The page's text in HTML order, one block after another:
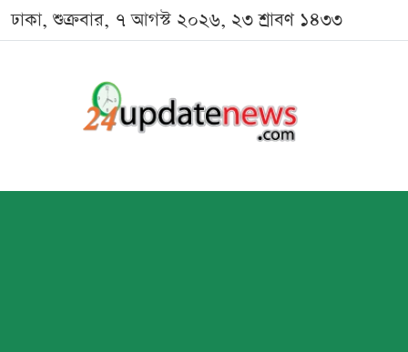
ঢাকা, শুক্রবার, ৭ আগস্ট ২০২৬, ২৩ শ্রাবণ ১৪৩৩